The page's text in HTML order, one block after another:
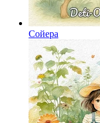
Сойера